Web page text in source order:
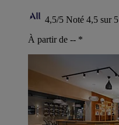
4,5/5 Noté 4,5 sur 5
À partir de -- *